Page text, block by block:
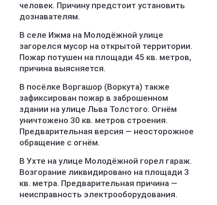
человек. Причину предстоит установить
дознавателям.
В селе Ижма на Молодёжной улице
загорелся мусор на открытой территории.
Пожар потушен на площади 45 кв. метров,
причина выясняется.
В посёлке Воргашор (Воркута) также
зафиксирован пожар в заброшенном
здании на улице Льва Толстого. Огнём
уничтожено 30 кв. метров строения.
Предварительная версия — неосторожное
обращение с огнём.
В Ухте на улице Молодёжной горел гараж.
Возгорание ликвидировано на площади 3
кв. метра. Предварительная причина —
неисправность электрооборудования.